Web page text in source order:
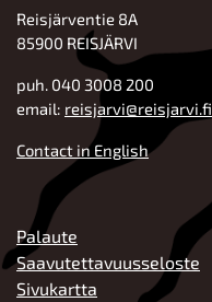
Reisjärventie 8A
85900 REISJÄRVI
puh. 040 3008 200
email: reisjarvi@reisjarvi.fi
Contact in English
ALATUNNISTE
Palaute
Saavutettavuusseloste
Sivukartta